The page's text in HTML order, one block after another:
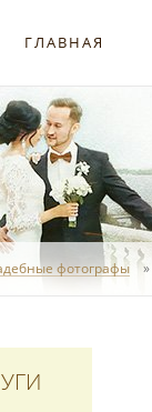
ГЛАВНАЯ
фотографы